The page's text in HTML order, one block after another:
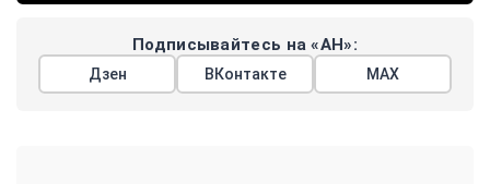
Киргизия и Армения. Статус государств-наблюдателей
имеют Молдавия, Узбекистан, Куба и Иран.